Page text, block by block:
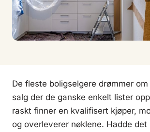
De fleste boligselgere drømmer
salg der de ganske enkelt lister
raskt finner en kvalifisert kjøper,
og overleverer nøklene. Hadde